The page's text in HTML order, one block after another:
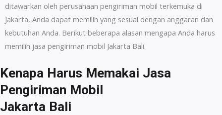
ditawarkan oleh perusahaan pengiriman mobil terkemuka di
Jakarta, Anda dapat memilih yang sesuai dengan anggaran dan
kebutuhan Anda. Berikut beberapa alasan mengapa Anda harus
memilih jasa pengiriman mobil Jakarta Bali.
Kenapa Harus Memakai Jasa
Pengiriman Mobil
Jakarta Bali